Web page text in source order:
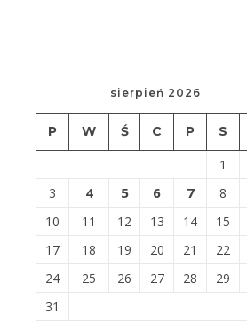
sierpień 2026
P W Ś C P S
1
3
4 5 6 7 8
10
11 12 13 14 15
17
18 19 20 21 22
24
25 26 27 28 29
31